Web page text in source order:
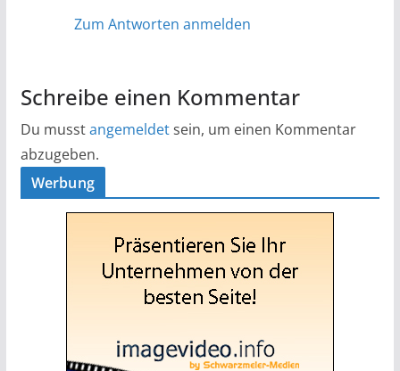
Zum Antworten anmelden
Schreibe einen Kommentar
Du musstangemeldetsein, um einen Kommentar
abzugeben.
Werbung